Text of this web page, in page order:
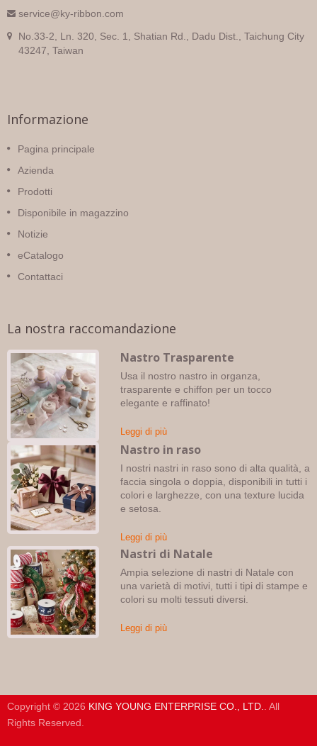
service@ky-ribbon.com
No.33-2, Ln. 320, Sec. 1, Shatian Rd., Dadu Dist., Taichung City
43247, Taiwan
Informazione
Pagina principale
Azienda
Prodotti
Disponibile in magazzino
Notizie
eCatalogo
Contattaci
La nostra raccomandazione
Nastro Trasparente
Usa il nostro nastro in organza,
trasparente e chiffon per un tocco
elegante e raffinato!
Leggi di più
Nastro in raso
I nostri nastri in raso sono di alta qualità, a
faccia singola o doppia, disponibili in tutti i
colori e larghezze, con una texture lucida
e setosa.
Leggi di più
Nastri di Natale
Ampia selezione di nastri di Natale con
una varietà di motivi, tutti i tipi di stampe e
colori su molti tessuti diversi.
Leggi di più
Copyright © 2026 KING YOUNG ENTERPRISE CO., LTD.. All
Rights Reserved.